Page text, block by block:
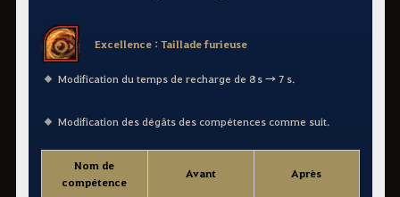
Excellence : Taillade furieuse
Modification du temps de recharge de 8 s → 7 s.
Modification des dégâts des compétences comme suit.
Nom de
compétence
Avant Après